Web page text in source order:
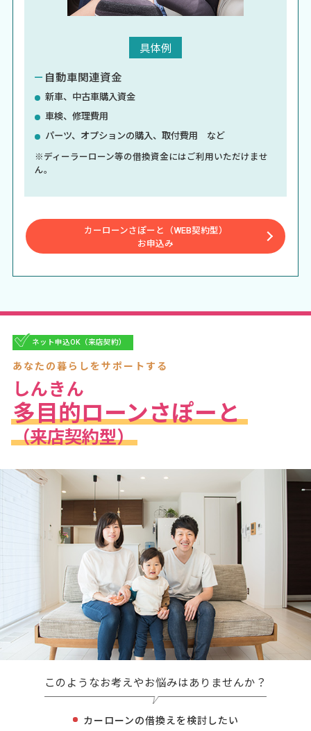
具体例
－ 自動車関連資金
新車、中古車購入資金
車検、修理費用
パーツ、オプションの購入、取付費用 など
※ディーラーローン等の借換資金にはご利用いただけませ
ん。
カーローンさぽーと（WEB契約型）
お申込み
ネット申込OK（来店契約）
あなたの暮らしをサポートする
しんきん
多目的ローンさぽーと
（来店契約型）
このようなお考えやお悩みはありませんか？
カーローンの借換えを検討したい